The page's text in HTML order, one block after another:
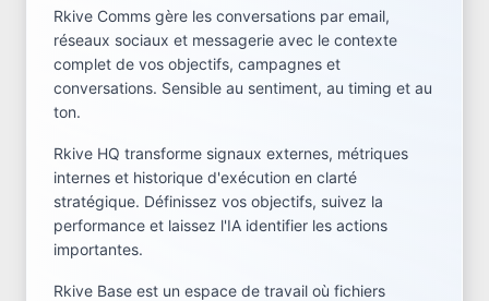
Rkive Comms gère les conversations par email,
réseaux sociaux et messagerie avec le contexte
complet de vos objectifs, campagnes et
conversations. Sensible au sentiment, au timing et au
ton.
Rkive HQ transforme signaux externes, métriques
internes et historique d'exécution en clarté
stratégique. Définissez vos objectifs, suivez la
performance et laissez l'IA identifier les actions
importantes.
Rkive Base est un espace de travail où fichiers